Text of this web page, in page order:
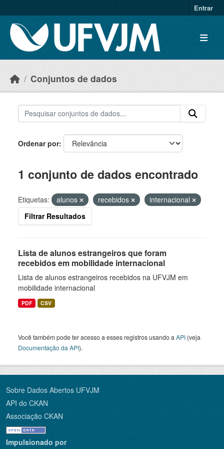
Entrar
Conjuntos de dados
Ordenar por
1 conjunto de dados encontrado
Etiquetas: alunos recebidos
internacional
Filtrar Resultados
Lista de alunos estrangeiros que foram
recebidos em mobilidade internacional
Lista de alunos estrangeiros recebidos na UFVJM em
mobilidade internacional
PDF CSV
Você também pode ter acesso a esses registros usando a API (veja
Documentação da API).
Sobre Dados Abertos UFVJM
API do CKAN
Associação CKAN
Impulsionado por